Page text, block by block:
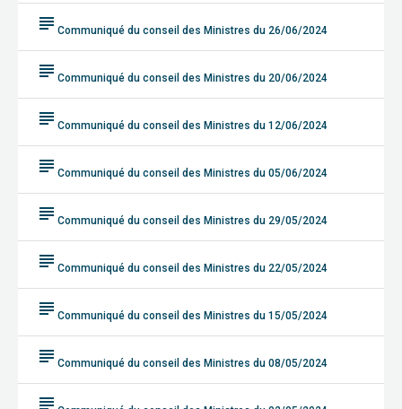
subject Communiqué du conseil des Ministres du 26/06/2024
subject Communiqué du conseil des Ministres du 20/06/2024
subject Communiqué du conseil des Ministres du 12/06/2024
subject Communiqué du conseil des Ministres du 05/06/2024
subject Communiqué du conseil des Ministres du 29/05/2024
subject Communiqué du conseil des Ministres du 22/05/2024
subject Communiqué du conseil des Ministres du 15/05/2024
subject Communiqué du conseil des Ministres du 08/05/2024
subject